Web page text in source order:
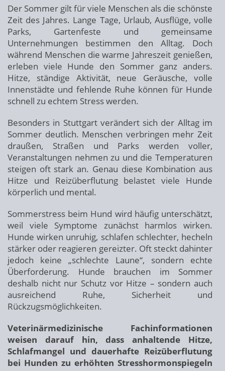
Der Sommer gilt für viele Menschen als die schönste
Zeit des Jahres. Lange Tage, Urlaub, Ausflüge, volle
Parks, Gartenfeste und gemeinsame
Unternehmungen bestimmen den Alltag. Doch
während Menschen die warme Jahreszeit genießen,
erleben viele Hunde den Sommer ganz anders.
Hitze, ständige Aktivität, neue Geräusche, volle
Innenstädte und fehlende Ruhe können für Hunde
schnell zu echtem Stress werden.
Besonders in Stuttgart verändert sich der Alltag im
Sommer deutlich. Menschen verbringen mehr Zeit
draußen, Straßen und Parks werden voller,
Veranstaltungen nehmen zu und die Temperaturen
steigen oft stark an. Genau diese Kombination aus
Hitze und Reizüberflutung belastet viele Hunde
körperlich und mental.
Sommerstress beim Hund wird häufig unterschätzt,
weil viele Symptome zunächst harmlos wirken.
Hunde wirken unruhig, schlafen schlechter, hecheln
stärker oder reagieren gereizter. Oft steckt dahinter
jedoch keine „schlechte Laune“, sondern echte
Überforderung. Hunde brauchen im Sommer
deshalb nicht nur Schutz vor Hitze – sondern auch
ausreichend Ruhe, Sicherheit und
Rückzugsmöglichkeiten.
Veterinärmedizinische Fachinformationen
weisen darauf hin, dass anhaltende Hitze,
Schlafmangel und dauerhafte Reizüberflutung
bei Hunden zu erhöhten Stresshormonspiegeln